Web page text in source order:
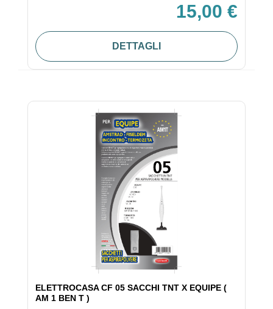
15,00 €
DETTAGLI
ELETTROCASA CF 05 SACCHI TNT X EQUIPE (
AM 1 BEN T )